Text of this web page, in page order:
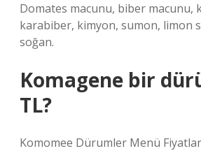
Domates macunu, biber macunu,
karabiber, kimyon, sumon, limon
soğan.
Komagene bir
TL?
Komomee Dürumler Menü